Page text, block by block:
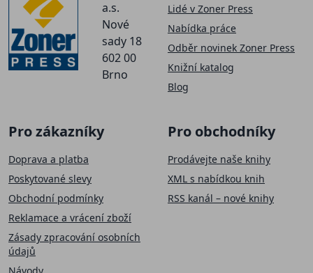
a.s.
Nové
sady 18
602 00
Brno
Lidé v Zoner Press
Nabídka práce
Odběr novinek Zoner Press
Knižní katalog
Blog
Pro zákazníky
Doprava a platba
Poskytované slevy
Obchodní podmínky
Reklamace a vrácení zboží
Zásady zpracování osobních
údajů
Návody
Pro obchodníky
Prodávejte naše knihy
XML s nabídkou knih
RSS kanál – nové knihy